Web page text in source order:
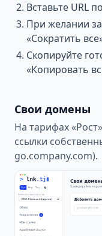
Вставьте URL
При желании
«Сократить
Скопируйте
«Копировать
Свои домены
На тарифах
ссылки
go.company.com).